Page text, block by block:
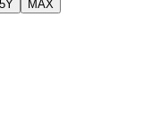
5Y MAX